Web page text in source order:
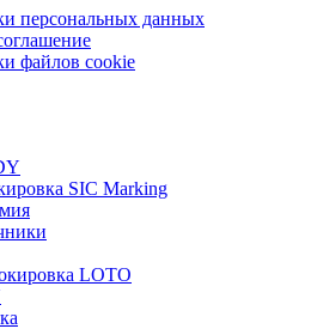
персональных данных
файлов cookie
SIC Marking
LOTO